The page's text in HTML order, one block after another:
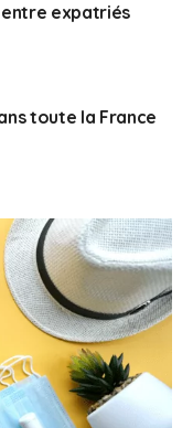
expatriés
toute la France